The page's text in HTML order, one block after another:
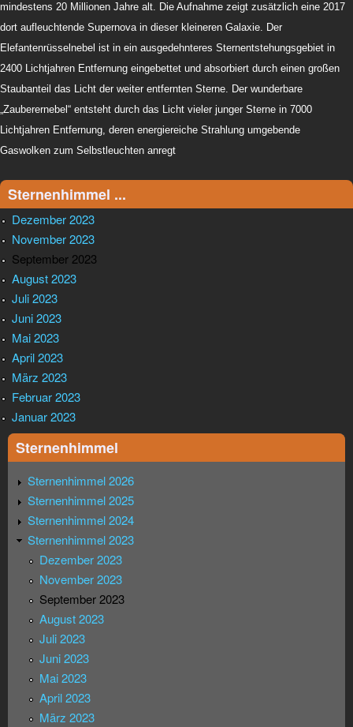
mindestens 20 Millionen Jahre alt. Die Aufnahme zeigt zusätzlich eine 2017
dort aufleuchtende Supernova in dieser kleineren Galaxie. Der
Elefantenrüsselnebel ist in ein ausgedehnteres Sternentstehungsgebiet in
2400 Lichtjahren Entfernung eingebettet und absorbiert durch einen großen
Staubanteil das Licht der weiter entfernten Sterne. Der wunderbare
„Zauberernebel“ entsteht durch das Licht vieler junger Sterne in 7000
Lichtjahren Entfernung, deren energiereiche Strahlung umgebende
Gaswolken zum Selbstleuchten anregt
Sternenhimmel ...
Dezember 2023
November 2023
September 2023
August 2023
Juli 2023
Juni 2023
Mai 2023
April 2023
März 2023
Februar 2023
Januar 2023
Sternenhimmel
Sternenhimmel 2026
Sternenhimmel 2025
Sternenhimmel 2024
Sternenhimmel 2023
Dezember 2023
November 2023
September 2023
August 2023
Juli 2023
Juni 2023
Mai 2023
April 2023
März 2023